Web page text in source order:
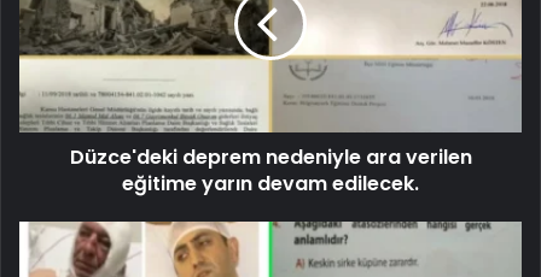
Düzce'deki deprem nedeniyle ara verilen
eğitime yarın devam edilecek.